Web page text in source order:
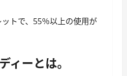
トで、55％以上の使用が
ィーとは。